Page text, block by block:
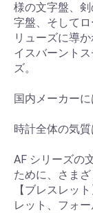
様の文字盤、
字盤、そして
リューズに導
イスバーント
ズ。
国内メーカーに
時計全体の気
AF シリーズの
ために、さま
【ブレスレッ
レット、フォ